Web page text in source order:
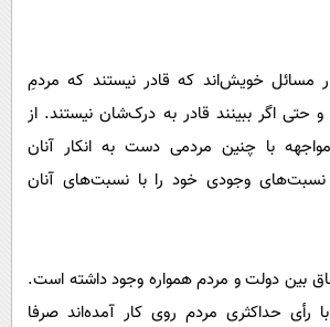
حوادث
اجتماعی
دانلود
مسائل خویش‌اند که قادر نیستند که مردمِ
و حتی اگر ببینند قادر به درک‌شان نیستند. از
با چنین مردمی دست به انکار آنان
نسبت‌های وجودی خود را با نسبت‌های آنان
بین دولت و مردم همواره وجود داشته است.
رأی حداکثری مردم روی کار آمده‌اند صرفا